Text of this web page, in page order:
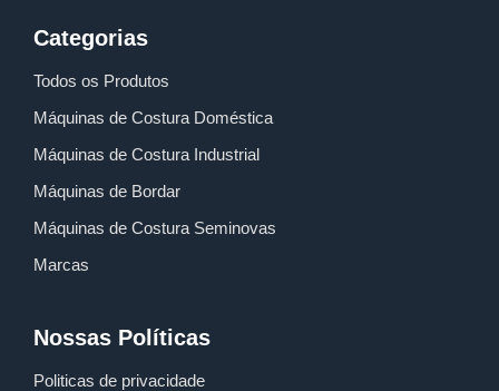
Categorias
Todos os Produtos
Máquinas de Costura Doméstica
Máquinas de Costura Industrial
Máquinas de Bordar
Máquinas de Costura Seminovas
Marcas
Nossas Políticas
Politicas de privacidade